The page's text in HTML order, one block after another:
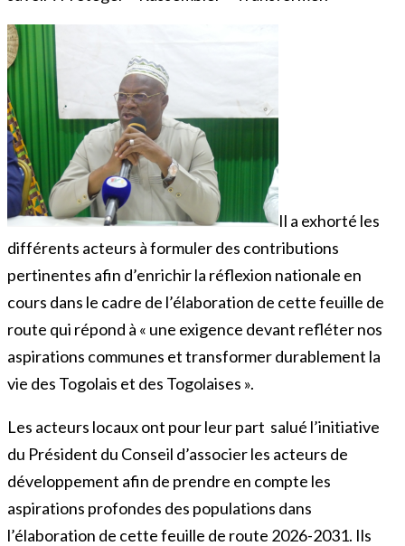
Il a exhorté les
différents acteurs à formuler des contributions
pertinentes afin d’enrichir la réflexion nationale en
cours dans le cadre de l’élaboration de cette feuille de
route qui répond à « une exigence devant refléter nos
aspirations communes et transformer durablement la
vie des Togolais et des Togolaises ».
Les acteurs locaux ont pour leur part salué l’initiative
du Président du Conseil d’associer les acteurs de
développement afin de prendre en compte les
aspirations profondes des populations dans
l’élaboration de cette feuille de route 2026-2031. Ils